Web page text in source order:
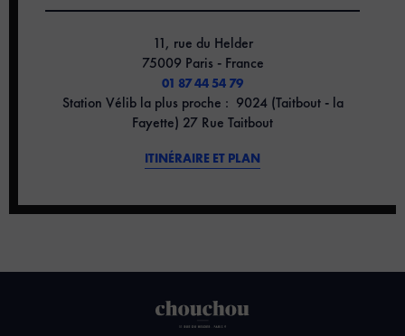
11, rue du Helder
75009 Paris - France
01 87 44 54 79
Station Vélib la plus proche : 9024 (Taitbout - la
Fayette) 27 Rue Taitbout
ITINÉRAIRE ET PLAN